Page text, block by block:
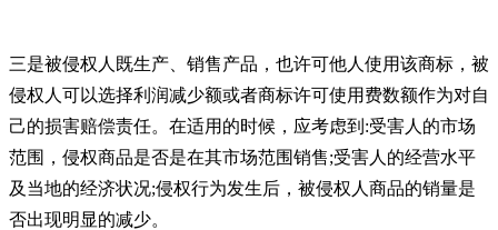
三是被侵权人既生产、销售产品，也许可他人使用该商标，被
侵权人可以选择利润减少额或者商标许可使用费数额作为对自
己的损害赔偿责任。在适用的时候，应考虑到:受害人的市场
范围，侵权商品是否是在其市场范围销售;受害人的经营水平
及当地的经济状况;侵权行为发生后，被侵权人商品的销量是
否出现明显的减少。